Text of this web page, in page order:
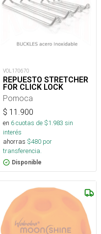
VOL170670
REPUESTO STRETCHER
FOR CLICK LOCK
Pomoca
$ 11.900
en 6cuotas de $1.983 sin
interés
ahorras $480 por
transferencia.
Disponible